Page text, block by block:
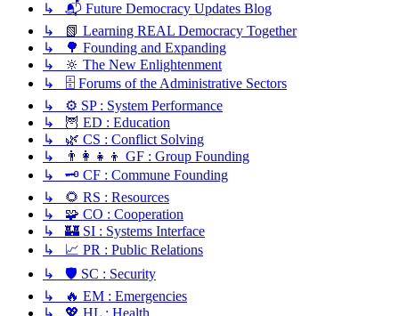
↳ 📬 Future Democracy Updates Blog
↳ 📗 Learning REAL Democracy Together
↳ 🌳 Founding and Expanding
↳ 🔆 The New Enlightenment
↳ 🗄️ Forums of the Administrative Sectors
↳ ⚙️ SP : System Performance
↳ 🦉 ED : Education
↳ 🌿 CS : Conflict Solving
↳ 👨‍👩‍👧‍👦 GF : Group Founding
↳ 🗝️ CF : Commune Founding
↳ 🌻 RS : Resources
↳ 🧩 CO : Cooperation
↳ 🏰 SI : Systems Interface
↳ 📈 PR : Public Relations
↳ 🛡️ SC : Security
↳ 🔥 EM : Emergencies